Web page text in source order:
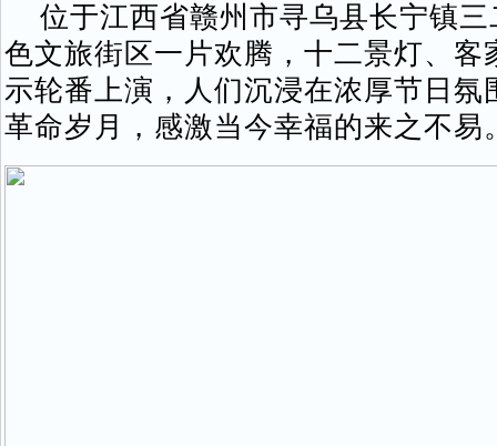
位于江西省赣州市寻乌县长宁镇三
色文旅街区一片欢腾，十二景灯、
示轮番上演，人们沉浸在浓厚节日
革命岁月，感激当今幸福的来之不易